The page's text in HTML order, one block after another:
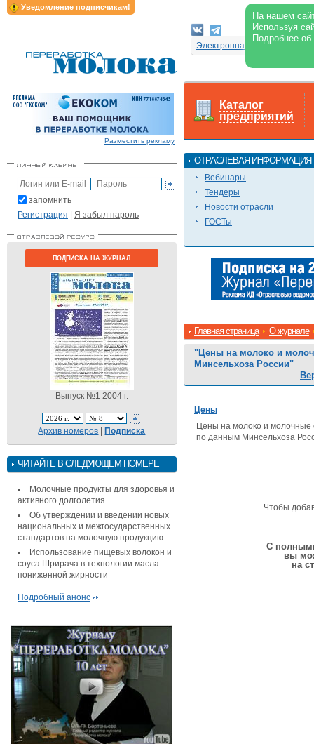
Уведомление подписчикам!
На нашем
Используя
Подробнее
Электронная версия
Разместить рекламу
запомнить
Регистрация | Я забыл пароль
ПОДПИСКА НА ЖУРНАЛ
Выпуск №1 2004 г.
Архив номеров |Подписка
ЧИТАЙТЕ В СЛЕДУЮЩЕМ НОМЕРЕ
Молочные продукты для здоровья и
активного долголетия
Об утверждении и введении новых
национальных и межгосударственных
стандартов на молочную продукцию
Использование пищевых волокон и
соуса Шрирача в технологии масла
пониженной жирности
Подробный анонс
Каталог
предприятий
ОТРАСЛЕВАЯ ИНФОРМАЦИЯ
Вебинары
Тендеры
Новости отрасли
ГОСТы
Главная страница О журнале
"Цены на молоко и
Минсельхоза России"
Цены
Цены на молоко и молочные
по данным Минсельхоза
Чтобы
С
вы
на